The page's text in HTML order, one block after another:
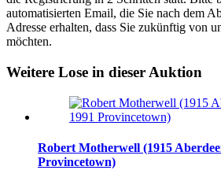
automatisierten Email, die Sie nach dem
Adresse erhalten, dass Sie zukünftig von
möchten.
Weitere Lose in dieser Auktion
Robert Motherwell (1915
Provincetown)